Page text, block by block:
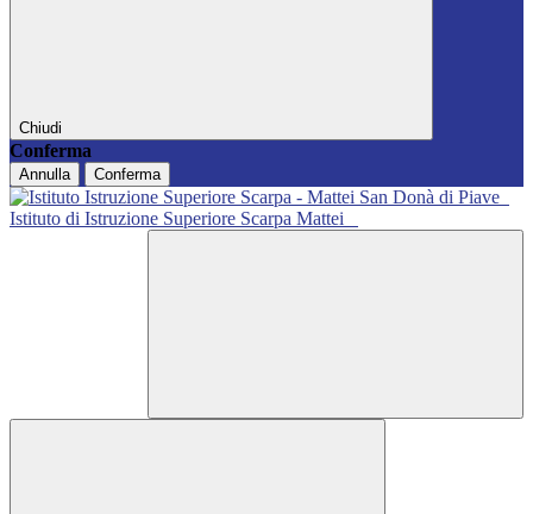
Chiudi
Conferma
Annulla Conferma
Istituto di Istruzione Superiore Scarpa Mattei